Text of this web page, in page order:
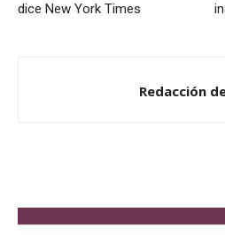
dice New York Times
Redacción